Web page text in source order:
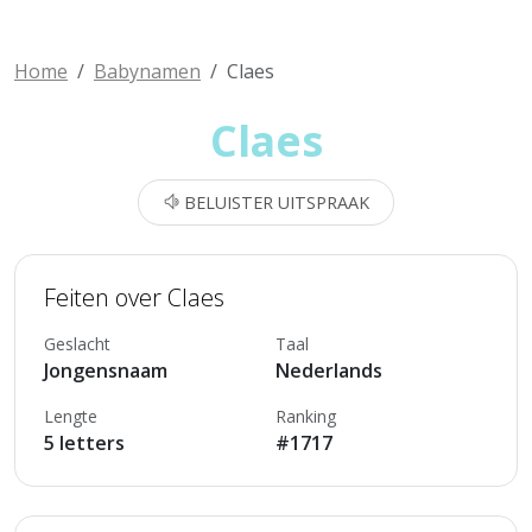
Home Babynamen Claes
Claes
BELUISTER UITSPRAAK
Feiten over Claes
Geslacht
Jongensnaam
Taal
Nederlands
Lengte
5 letters
Ranking
#1717